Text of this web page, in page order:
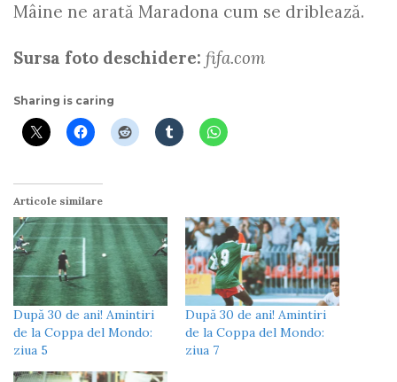
Mâine ne arată Maradona cum se driblează.
Sursa foto deschidere: fifa.com
Sharing is caring
Articole similare
După 30 de ani! Amintiri
de la Coppa del Mondo:
ziua 5
După 30 de ani! Amintiri
de la Coppa del Mondo:
ziua 7